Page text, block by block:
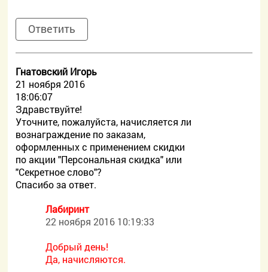
Ответить
Гнатовский Игорь
21 ноября 2016
18:06:07
Здравствуйте!
Уточните, пожалуйста, начисляется ли
вознаграждение по заказам,
оформленных с применением скидки
по акции "Персональная скидка" или
"Секретное слово"?
Спасибо за ответ.
Лабиринт
22 ноября 2016 10:19:33
Добрый день!
Да, начисляются.